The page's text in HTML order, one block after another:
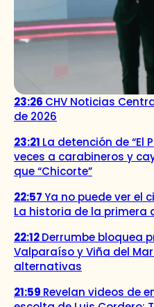
23:26 CHV Noticias
de 2026
23:21 La detención de “El
veces a carabineros y
que “Chicorte”
22:57Ya no puede ver el
La historia de la primera
22:12Derrumbe bloquea
Valparaíso y Viña del
alternativas
21:59 Revelan videos de